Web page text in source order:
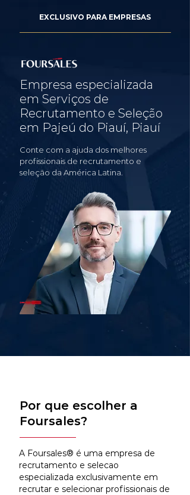
EXCLUSIVO PARA EMPRESAS
Empresa especializada
em Serviços de
Recrutamento e Seleção
em Pajeú do Piauí, Piauí
Conte com a ajuda dos melhores
profissionais de recrutamento e
seleção da América Latina.
Por que escolher a
Foursales?
A Foursales® é uma empresa de
recrutamento e selecao
especializada exclusivamente em
recrutar e selecionar profissionais de